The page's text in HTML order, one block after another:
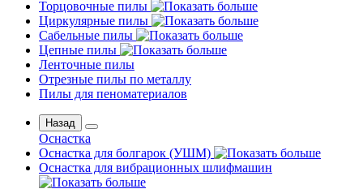
Торцовочные пилы
Циркулярные пилы
Сабельные пилы
Цепные пилы
Ленточные пилы
Отрезные пилы по металлу
Пилы для пеноматериалов
Назад
Оснастка
Оснастка для болгарок (УШМ)
Оснастка для вибрационных шлифмашин